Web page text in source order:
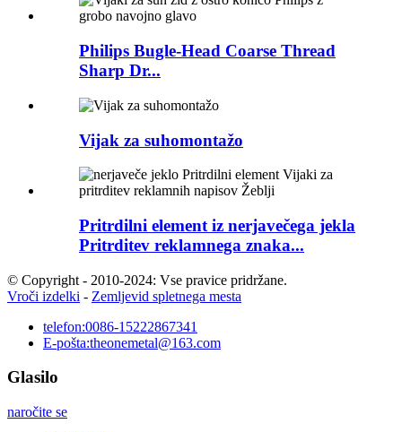
Philips Bugle-Head Coarse Thread
Sharp Dr...
Vijak za suhomontažo
Pritrdilni element iz nerjavečega jekla
Pritrditev reklamnega znaka...
© Copyright - 2010-2024: Vse pravice pridržane.
Vroči izdelki - Zemljevid spletnega mesta
telefon:0086-15222867341
E-pošta:theonemetal@163.com
Glasilo
naročite se